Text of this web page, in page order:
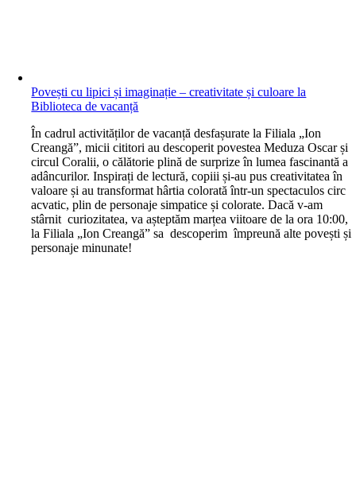
Povești cu lipici și imaginație – creativitate și culoare la
Biblioteca de vacanță
În cadrul activităților de vacanță desfașurate la Filiala „Ion
Creangă”, micii cititori au descoperit povestea Meduza Oscar și
circul Coralii, o călătorie plină de surprize în lumea fascinantă a
adâncurilor. Inspirați de lectură, copiii și-au pus creativitatea în
valoare și au transformat hârtia colorată într-un spectaculos circ
acvatic, plin de personaje simpatice și colorate. Dacă v-am
stârnit curiozitatea, va așteptăm marțea viitoare de la ora 10:00,
la Filiala „Ion Creangă” sa descoperim împreună alte povești și
personaje minunate!